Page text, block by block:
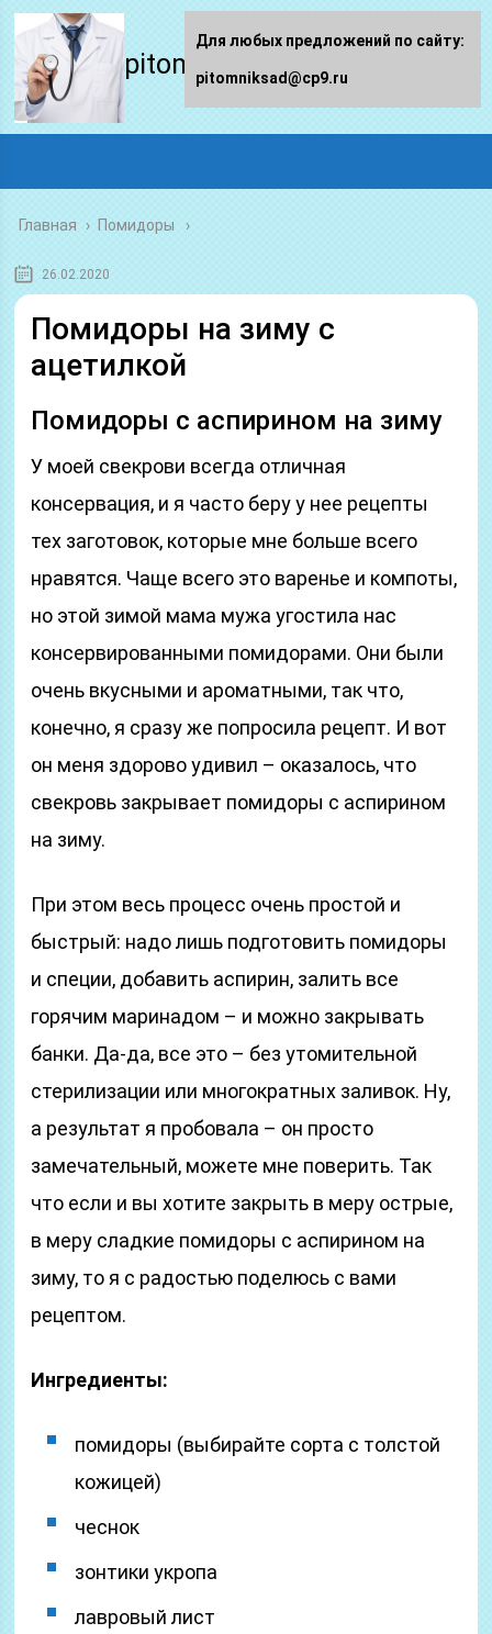
pitomniksad.ru
Главная › Помидоры
26.02.2020
Помидоры на зиму с
ацетилкой
Помидоры с аспирином на зиму
У моей свекрови всегда отличная
консервация, и я часто беру у нее рецепты
тех заготовок, которые мне больше всего
нравятся. Чаще всего это варенье и компоты,
но этой зимой мама мужа угостила нас
консервированными помидорами. Они были
очень вкусными и ароматными, так что,
конечно, я сразу же попросила рецепт. И вот
он меня здорово удивил – оказалось, что
свекровь закрывает помидоры с аспирином
на зиму.
При этом весь процесс очень простой и
быстрый: надо лишь подготовить помидоры
и специи, добавить аспирин, залить все
горячим маринадом – и можно закрывать
банки. Да-да, все это – без утомительной
стерилизации или многократных заливок. Ну,
а результат я пробовала – он просто
замечательный, можете мне поверить. Так
что если и вы хотите закрыть в меру острые,
в меру сладкие помидоры с аспирином на
зиму, то я с радостью поделюсь с вами
рецептом.
Ингредиенты:
помидоры (выбирайте сорта с толстой
кожицей)
чеснок
зонтики укропа
лавровый лист
Для любых предложений по сайту:
pitomniksad@cp9.ru